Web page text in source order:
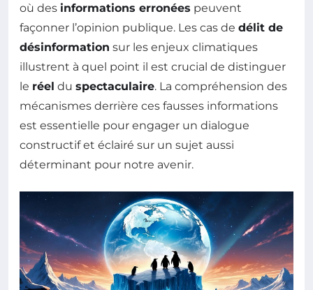
où des informations erronées peuvent
façonner l’opinion publique. Les cas de délit de
désinformation sur les enjeux climatiques
illustrent à quel point il est crucial de distinguer
le réel du spectaculaire. La compréhension des
mécanismes derrière ces fausses informations
est essentielle pour engager un dialogue
constructif et éclairé sur un sujet aussi
déterminant pour notre avenir.